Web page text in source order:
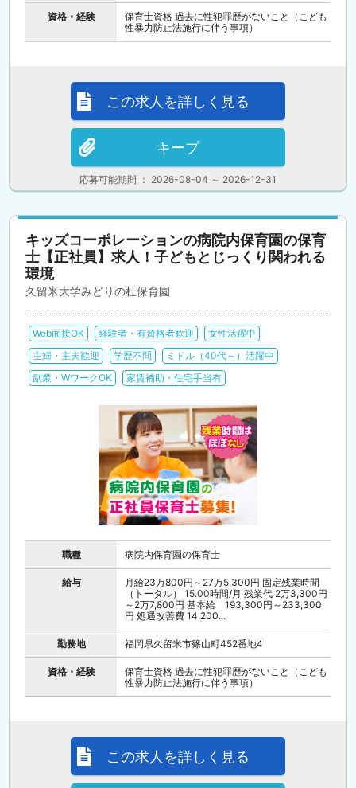
資格・経験
保育士資格 過去に性犯罪歴がないこと（こども
性暴力防止法施行に伴う事項）
応募可能期間 ： 2026-08-04 ～ 2026-12-31
この求人を詳しく見る
キープ
キッズコーポレーションの病院内保育園の保育
士【正社員】求人！子どもとじっくり関われる
環境
久留米大学みどりの杜保育園
Web面接OK 経験者・有資格者歓迎
女性活躍中
主婦・主夫歓迎
学歴不問
ミドル（40代～）活躍中
副業・WワークOK
家賃補助・住宅手当有
職種 病院内保育園の保育士
給与
月給23万800円～27万5,300円 固定残業時間
（トータル） 15.00時間/月 残業代 2万3,300円
～2万7,800円 基本給 193,300円～233,300
円 処遇改善費 14,200...
勤務地 福岡県久留米市篠山町452番地4
資格・経験
保育士資格 過去に性犯罪歴がないこと（こども
性暴力防止法施行に伴う事項）
この求人を詳しく見る